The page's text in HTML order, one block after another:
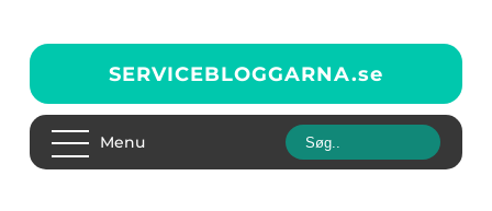
SERVICEBLOGGARNA.se
Menu